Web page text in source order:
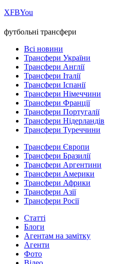
ХFBYou
футбольні трансфери
Всі новини
Трансфери України
Трансфери Англії
Трансфери Італії
Трансфери Іспанії
Трансфери Німеччини
Трансфери Франції
Трансфери Португалії
Трансфери Нідерландів
Трансфери Туреччини
Трансфери Європи
Трансфери Бразилії
Трансфери Аргентини
Трансфери Америки
Трансфери Африки
Трансфери Азії
Трансфери Росії
Статті
Блоги
Агентам на замітку
Агенти
Фото